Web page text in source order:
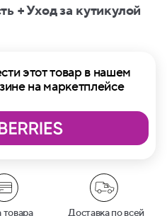
+ Уход за кутикулой
этот товар в нашем
на маркетплейсе
Доставка по всей